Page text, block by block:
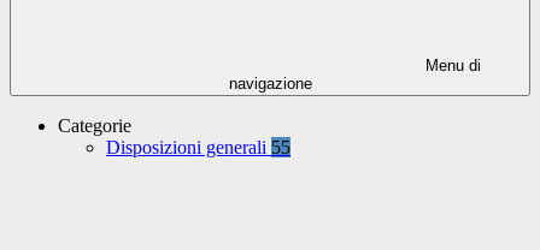
Menu di
navigazione
Categorie
Disposizioni generali 55